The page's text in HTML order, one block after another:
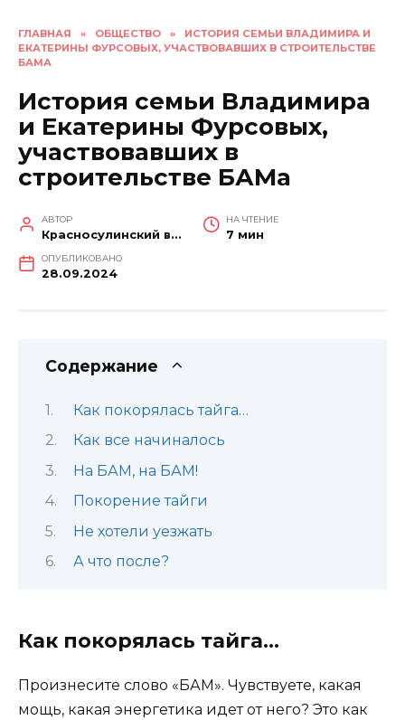
ГЛАВНАЯ » ОБЩЕСТВО »
ИСТОРИЯ СЕМЬИ ВЛАДИМИРА И
ЕКАТЕРИНЫ ФУРСОВЫХ, УЧАСТВОВАВШИХ В СТРОИТЕЛЬСТВЕ
БАМА
История семьи Владимира
и Екатерины Фурсовых,
участвовавших в
строительстве БАМа
АВТОР
Красносулинский вестник
НА ЧТЕНИЕ
7 мин
ОПУБЛИКОВАНО
28.09.2024
Содержание
Как покорялась тайга…
Как все начиналось
На БАМ, на БАМ!
Покорение тайги
Не хотели уезжать
А что после?
Как покорялась тайга…
Произнесите слово «БАМ». Чувствуете, какая
мощь, какая энергетика идет от него? Это как